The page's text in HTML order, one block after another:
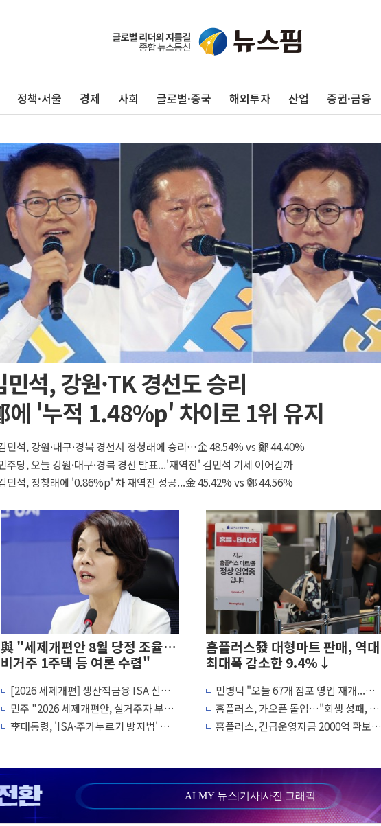
정책·서울 경제 사회 글로벌·중국 해외투자 산업 증권·금융
민석, 강원·TK 경선도 승리
에 '누적 1.48%p' 차이로 1위 유지
민석, 강원·대구·경북 경선서 정청래에 승리…金 48.54% vs 鄭 44.40%
주당, 오늘 강원·대구·경북 경선 발표...'재역전' 김민석 기세 이어갈까
민석, 정청래에 '0.86%p' 차 재역전 성공...金 45.42% vs 鄭 44.56%
與 "세제개편안 8월 당정 조율…
비거주 1주택 등 여론 수렴"
[2026 세제개편] 생산적금융 ISA 신설...
국내 투자 땐 이자·배당 전액 '비과세'
민주 "2026 세제개편안, 실거주자 부담
줄이고 과세 형평 바로잡는 개편"
李대통령, 'ISA·주가누르기 방지법' 전면
홈플러스發 대형마트 판매, 역대
최대폭 감소한 9.4%↓
민병덕 "오늘 67개 점포 영업 재개...장바
구니에 홈플러스 담아달라" 호소
홈플러스, 가오픈 돌입…"회생 성패, 상
품 공급·협력사 신뢰 회복에 달렸다"
홈플러스, 긴급운영자금 2000억 확보…
AI MY 뉴스|기사|사진 |그래픽
생…작업자 1명 숨져
AI융합실증센터' 들어선다
숨진 채 발견...경찰, 조사 중
당선...합산득표율 68.63%
대 구속…범행 후 반려견도 죽여
정청래에 승리…金 48.54% vs 鄭 44.40%